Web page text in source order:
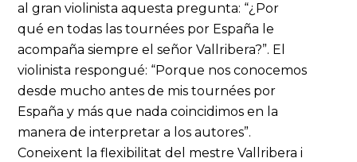
al gran violinista aquesta pregunta: “¿Por
qué en todas las tournées por España le
acompaña siempre el señor Vallribera?”. El
violinista respongué: “Porque nos conocemos
desde mucho antes de mis tournées por
España y más que nada coincidimos en la
manera de interpretar a los autores”.
Coneixent la flexibilitat del mestre Vallribera i